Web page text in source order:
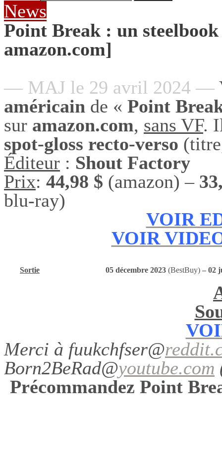
News
Point Break : un
amazon.com]
— MAJ le 29 avril 2024 —
américain de « Point
sur amazon.com, sans VF.
spot-gloss recto-verso
Éditeur : Shout Factory
Prix: 44,98 $ (amazon) –
blu-ray)
VOIR
VOIR
Sortie 05 décembre 2023 (BestBuy) – 02
Merci à fuukchfser@
Born2BeRad@youtube.com
Précommandez Point